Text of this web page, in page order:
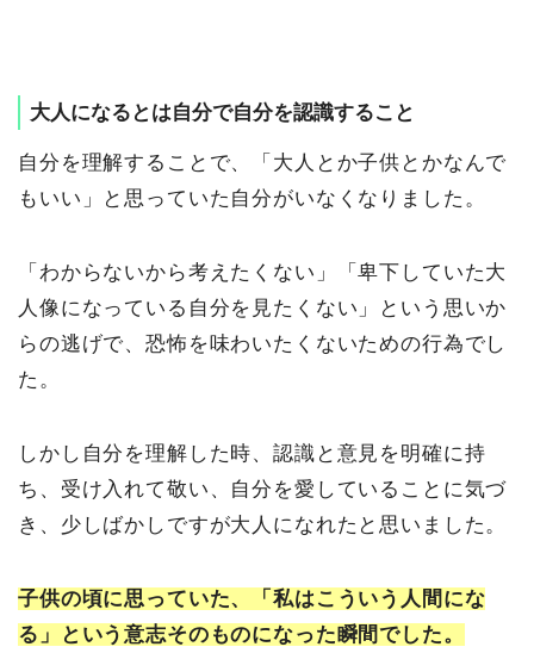
大人になるとは自分で自分を認識すること
自分を理解することで、「大人とか子供とかなんで
もいい」と思っていた自分がいなくなりました。
「わからないから考えたくない」「卑下していた大
人像になっている自分を見たくない」という思いか
らの逃げで、恐怖を味わいたくないための行為でし
た。
しかし自分を理解した時、認識と意見を明確に持
ち、受け入れて敬い、自分を愛していることに気づ
き、少しばかしですが大人になれたと思いました。
子供の頃に思っていた、「私はこういう人間にな
る」という意志そのものになった瞬間でした。